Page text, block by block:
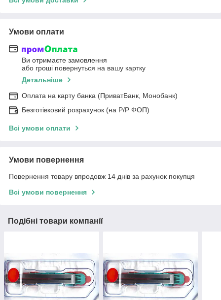
Умови оплати
Ви отримаєте замовлення
або гроші повернуться на вашу картку
Детальніше
Оплата на карту банка (ПриватБанк, Монобанк)
Безготівковий розрахунок (на Р/Р ФОП)
Всі умови оплати
Умови повернення
Повернення товару впродовж 14 днів за рахунок покупця
Всі умови повернення
Подібні товари компанії